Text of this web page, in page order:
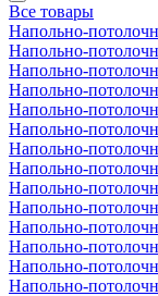
Все товары
Напольно-
Напольно-
Напольно-
Напольно-
Напольно-
Напольно-
Напольно-
Напольно-
Напольно-
Напольно-
Напольно-
Напольно-
Напольно-
Напольно-